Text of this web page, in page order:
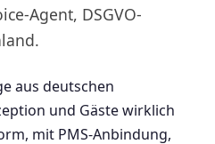
Agent, DSGVO-
aus deutschen
und Gäste wirklich
mit PMS-Anbindung,